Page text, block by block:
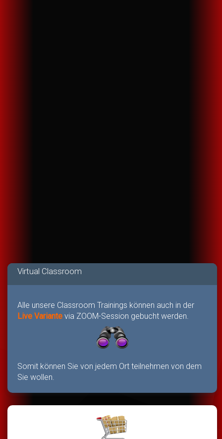
Virtual Classroom
Alle unsere Classroom Trainings können auch in der
Live Variante via ZOOM-Session gebucht werden.
Somit können Sie von jedem Ort teilnehmen von dem
Sie wollen.